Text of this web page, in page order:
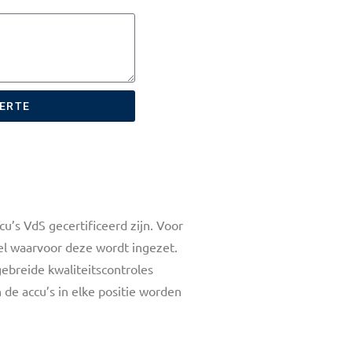
VdS gecertificeerd zijn. Voor
waarvoor deze wordt ingezet.
kwaliteitscontroles
accu’s in elke positie worden